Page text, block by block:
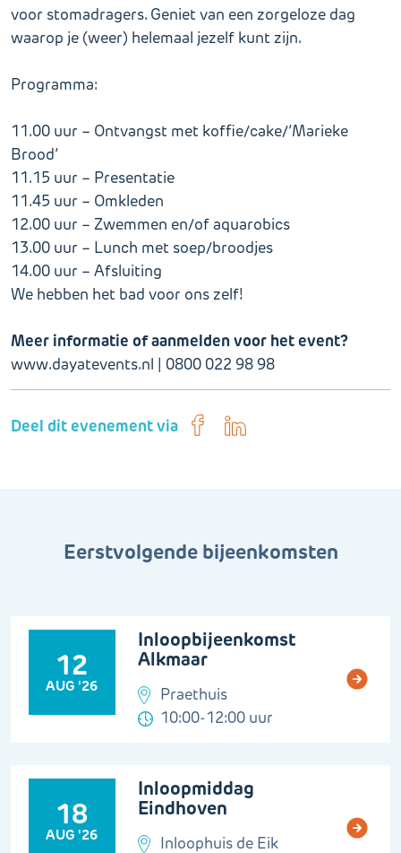
voor stomadragers. Geniet van een zorgeloze dag
waarop je (weer) helemaal jezelf kunt zijn.
Programma:
11.00 uur – Ontvangst met koffie/cake/’Marieke
Brood’
11.15 uur – Presentatie
11.45 uur – Omkleden
12.00 uur – Zwemmen en/of aquarobics
13.00 uur – Lunch met soep/broodjes
14.00 uur – Afsluiting
We hebben het bad voor ons zelf!
Meer informatie of aanmelden voor het event?
www.dayatevents.nl | 0800 022 98 98
Deel dit evenement via
Eerstvolgende bijeenkomsten
12
AUG '26
Inloopbijeenkomst
Alkmaar
Praethuis
10:00-12:00 uur
18
AUG '26
Inloopmiddag
Eindhoven
Inloophuis de Eik